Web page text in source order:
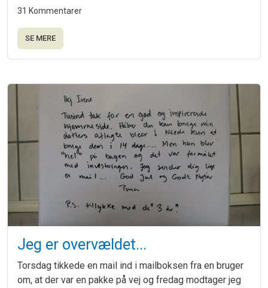
31 Kommentarer
SE MERE
Jeg er overvældet...
Torsdag tikkede en mail ind i mailboksen fra en bruger
om, at der var en pakke på vej og fredag modtager jeg